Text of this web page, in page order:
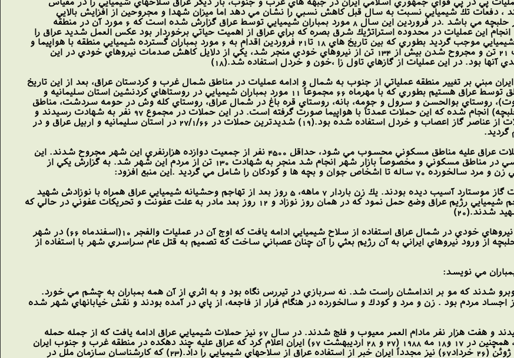
دفعات تك شيميايي نسبت به سال قبل كاهش نسبي را نشان مي دهد اما ميزان شهدا و مجروحين از افزايش بالايي
برخوردار است بيشترين تعداد آنها در شهر حلبچه مي باشد .در فروردين اين سال 8 مورد بمباران شيميايي توسط عراق گزارش شده است كه 6 مورد آن در منطقه
مي باشد. انجام اين عمليات در محدوده استراتژيك شرق بصره كه براي عراق از اهميت حياتي برخوردار بود عكس العمل شديد عراق را
به دنبال داشت، كه به بمبارانهاي گسترده شيميايي موجب گرديد بطوري كه بين تاريخ هاي 18 تا21 فروردين اقدام به 6 مورد بمباران گسترده شيميايي منطقه با هواپيما و
خمپاره انداز نمود كه در مجموع به شهادت 21 تن و مجروح شدن بيش از 134 تن از نيروهاي خودي منجر شد، يكي از دلايل كاهش صدمات نيروهاي خودي در اين
آنها بود. در اين عمليات از گازهاي تاول زا ،خون و خردل استفاده شد.(18)
ايران مبني بر تغيير منطقه عملياتي از جنوب به شمال و ادامه عمليات در مناطق شمال غرب و كردستان عراق، بعد از اين تاريخ
ما شاهد بمباران گسترده شيميايي اين مناطق توسط عراق هستيم بطوري كه با مهرماه 66 مجموعاً 11 مورد بمباران شيميايي در روستاهاي كردنشين استان سليمانيه و
عراق، منطقه عملياتي كربلاي 10 (ماؤوت)، روستاي بوالحسن و سرول و جومه، بانه، روستاي قره باغ در شمال عراق، روستاي كله وش در حومه سردشت، مناطق
عملياتي نصر4 (ارتفاعات ماؤوت )، فتح 7(حلبچه) انجام شده كه اين حملات عمدتاً با هواپيما صورت گرفته است. در اين حملات در مجموع 97 نفر به شهادت رسيدند و
حدود 5200 نفر مجروح شدند. در اين حملات از عناصر گاز اعصاب و خردل استفاده شده بود.(19) شديدترين حملات در 27/1/66 در استان سليمانيه و اربيل عراق و در
در حمله 7 تير 66 كه يكي از فجيع ترين حملات عراق عليه مناطق مسكوني محسوب مي شود، حداقل 4500 نفر از جمعيت دوازده هزارنفري اين شهر مجروح شدند. اين
حمله كه بوسيله گاز موستارد (تاول زا) روسي در مناطق مسكوني و مخصوصاً بازار شهر انجام شد منجر به شهادت 130 تن از مردم اين شهر شد. به گزارش يكي از
و كودكان را شامل مي گرديد .اين منبع افزود:
نوزادان در شكم مادران قبل از تولد از اثرات گاز موستارد آسيب ديده بودند. يك زن باردار 7 ماهه، 5 روز بعد از تهاجم وحشيانه شيميايي عراق همراه با نوزادش شهيد
شد. زن باردار ديگري چند روز پس از تهاجم شيميايي رژيم عراق وضع حمل نمود كه در همان روز نوزاد و 12 روز بعد مادر به علت عفونت و تحريكات عفوني در حالي كه
شدند.(20)
در نيمه دوم سال 66 بخاطر تداوم عمليات نيروهاي خودي در شمال عراق استفاده از سلاح شيميايي ادامه يافت كه اوج آن در عمليات والفجر 10(اسفندماه 66) در شهر
از ورود نيروهاي ايراني به آن رژيم بعثي را آن چنان عصباني ساخت كه تصميم به قتل عام سراسري شهر با استفاده از
مي نويسد:
روبرو شدند كه مو بر اندامشان راست شد. نه سربازي در تيررس نگاه بود و به اثري از آن همه بمباران به چشم مي خورد.
اجساد مردم بود . زن و مرد و كودك و سالخورده در هنگام فرار از فاجعه، از پاي در آمده بودند و نقش خيابانهاي شهر شده
در اين بمباران پنج هزار نفر به شهادت رسيدند و هفت هزار نفر مادام العمر معيوب و فلج شدند. در سال 67 نيز حملات شيميايي عراق ادامه يافت كه از جمله حمله
گسترده شيميايي عراق براي تصرف فاو بود، همچنين در 17 و18 مه 1988 (27 و 28 ارديبهشت 67) ايران اعلام كرد كه عراق عليه چند دهكده در منطقه غرب و جنوب ايران
از اين سلاح استفاده كرده است.(22) در16 ژوئن (26 خرداد67) نيز مجدداً ايران خبر از استفاده عراق از سلاحهاي شيميايي را داد.(23) كه كارشناسان سازمان ملل در